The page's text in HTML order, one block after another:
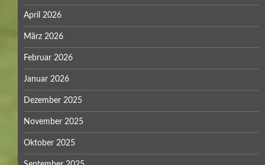
April 2026
März 2026
Februar 2026
Januar 2026
Dezember 2025
November 2025
Oktober 2025